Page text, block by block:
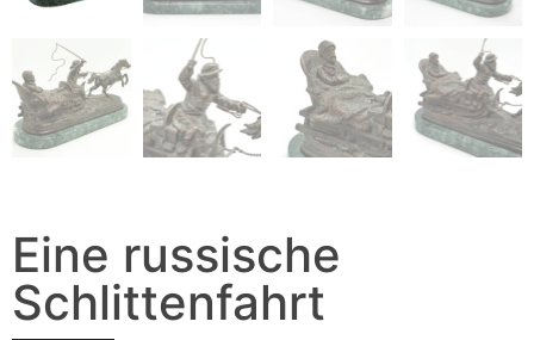
Eine russische
Schlittenfahrt